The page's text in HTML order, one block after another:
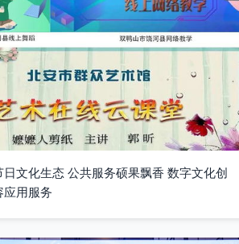
日文化生态 公共服务硕果飘香 数字文化创
应用服务